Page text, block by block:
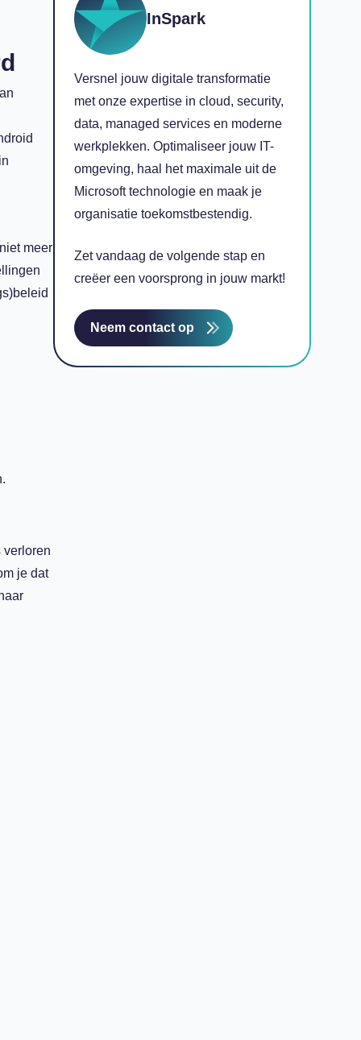
meer
verloren
je dat
InSpark
Versnel jouw digitale transformatie
met onze expertise in cloud, security,
data, managed services en moderne
werkplekken. Optimaliseer jouw IT-
omgeving, haal het maximale uit de
Microsoft technologie en maak je
organisatie toekomstbestendig.
Zet vandaag de volgende stap en
creëer een voorsprong in jouw markt!
Neem contact op